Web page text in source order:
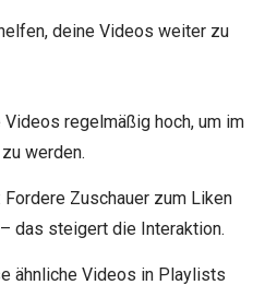
deine Videos weiter zu
Videos regelmäßig hoch, um im
werden.
Fordere Zuschauer zum Liken
das steigert die Interaktion.
ähnliche Videos in Playlists